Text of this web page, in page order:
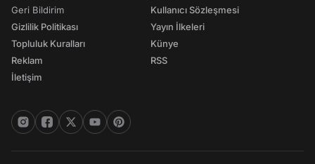
Geri Bildirim
Gizlilik Politikası
Topluluk Kuralları
Reklam
İletişim
Kullanıcı Sözleşmesi
Yayın İlkeleri
Künye
RSS